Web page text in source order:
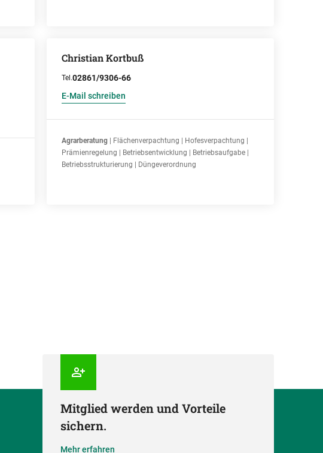
Christian Kortbuß
Tel.02861/9306-66
E-Mail schreiben
Agrarberatung
| Flächenverpachtung | Hofesverpachtung |
Prämienregelung | Betriebsentwicklung | Betriebsaufgabe |
Betriebsstrukturierung | Düngeverordnung
Mitglied werden und Vorteile
sichern.
Mehr erfahren